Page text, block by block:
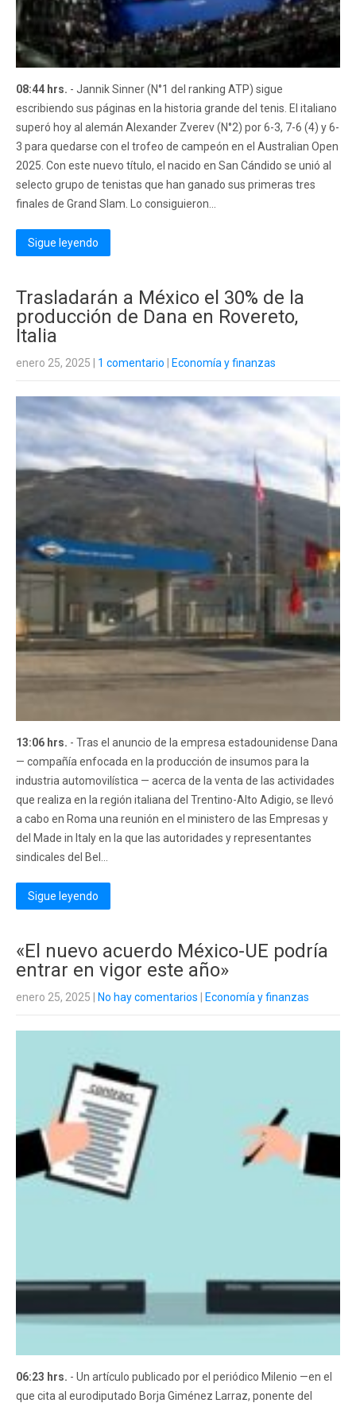
08:44 hrs. - Jannik Sinner (N°1 del ranking ATP) sigue
escribiendo sus páginas en la historia grande del tenis. El italiano
superó hoy al alemán Alexander Zverev (N°2) por 6-3, 7-6 (4) y 6-
3 para quedarse con el trofeo de campeón en el Australian Open
2025. Con este nuevo título, el nacido en San Cándido se unió al
selecto grupo de tenistas que han ganado sus primeras tres
finales de Grand Slam. Lo consiguieron...
Sigue leyendo
Trasladarán a México el 30% de la
producción de Dana en Rovereto,
Italia
enero 25, 2025 1 comentario Economía y finanzas
13:06 hrs. - Tras el anuncio de la empresa estadounidense Dana
— compañía enfocada en la producción de insumos para la
industria automovilística — acerca de la venta de las actividades
que realiza en la región italiana del Trentino-Alto Adigio, se llevó
a cabo en Roma una reunión en el ministero de las Empresas y
del Made in Italy en la que las autoridades y representantes
sindicales del Bel...
Sigue leyendo
«El nuevo acuerdo México-UE podría
entrar en vigor este año»
enero 25, 2025 No hay comentarios Economía y finanzas
06:23 hrs. - Un artículo publicado por el periódico Milenio —en el
que cita al eurodiputado Borja Giménez Larraz, ponente del